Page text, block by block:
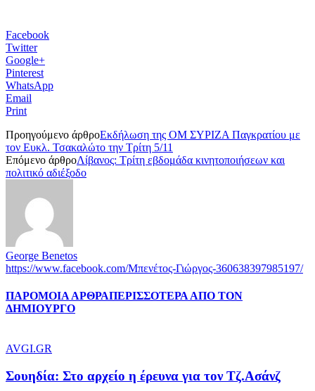
Facebook
Twitter
Google+
Pinterest
WhatsApp
Email
Print
Προηγούμενο άρθροEκδήλωση της ΟΜ ΣΥΡΙΖΑ Παγκρατίου με
τον Ευκλ. Τσακαλώτο την Τρίτη 5/11
Επόμενο άρθροΛίβανος: Τρίτη εβδομάδα κινητοποιήσεων και
πολιτικό αδιέξοδο
George Benetos
https://www.facebook.com/Μπενέτος-Γιώργος-360638397985197/
ΠΑΡΟΜΟΙΑ ΑΡΘΡΑΠΕΡΙΣΣΟΤΕΡΑ ΑΠΟ ΤΟΝ
ΔΗΜΙΟΥΡΓΟ
AVGI.GR
Σουηδία: Στο αρχείο η έρευνα για τον Τζ.Ασάνζ